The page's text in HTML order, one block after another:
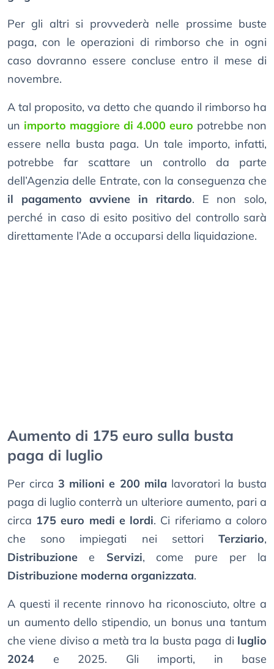
Per gli altri si provvederà nelle prossime buste
paga, con le operazioni di rimborso che in ogni
caso dovranno essere concluse entro il mese di
novembre.
A tal proposito, va detto che quando il rimborso ha
un importo maggiore di 4.000 euro potrebbe non
essere nella busta paga. Un tale importo, infatti,
potrebbe far scattare un controllo da parte
dell’Agenzia delle Entrate, con la conseguenza che
il pagamento avviene in ritardo. E non solo,
perché in caso di esito positivo del controllo sarà
direttamente l’Ade a occuparsi della liquidazione.
Aumento di 175 euro sulla busta
paga di luglio
Per circa3 milioni e 200 mila lavoratori la busta
paga di luglio conterrà un ulteriore aumento, pari a
circa 175 euro medi e lordi. Ci riferiamo a coloro
che sono impiegati nei settori Terziario,
Distribuzione e Servizi, come pure per la
Distribuzione moderna organizzata.
A questi il recente rinnovo ha riconosciuto, oltre a
un aumento dello stipendio, un bonus una tantum
che viene diviso a metà tra la busta paga di luglio
2024 e 2025. Gli importi, in base